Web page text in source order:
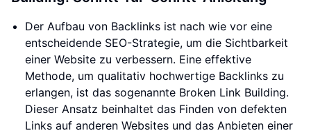
Der Aufbau von Backlinks ist nach wie vor eine
entscheidende SEO-Strategie, um die Sichtbarkeit
einer Website zu verbessern. Eine effektive
Methode, um qualitativ hochwertige Backlinks zu
erlangen, ist das sogenannte Broken Link Building.
Dieser Ansatz beinhaltet das Finden von defekten
Links auf anderen Websites und das Anbieten einer